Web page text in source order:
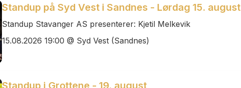
Standup på Syd Vest i Sandnes - Lørdag 15. august
Standup Stavanger AS presenterer: Kjetil Melkevik
15.08.2026 19:00 @ Syd Vest (Sandnes)
Standup i Grottene - 19. august